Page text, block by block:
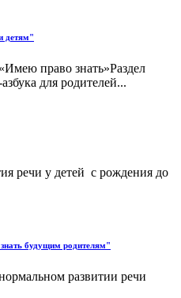
детям"
право знать»Раздел
для родителей...
речи у детей с рождения до
будущим родителям"
развитии речи